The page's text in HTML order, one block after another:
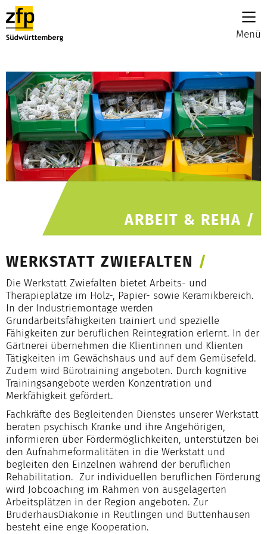
Menü
ARBEIT & REHA /
WERKSTATT ZWIEFALTEN /
Die Werkstatt Zwiefalten bietet Arbeits- und
Therapieplätze im Holz-, Papier- sowie Keramikbereich.
In der Industriemontage werden
Grundarbeitsfähigkeiten trainiert und spezielle
Fähigkeiten zur beruflichen Reintegration erlernt. In der
Gärtnerei übernehmen die Klientinnen und Klienten
Tätigkeiten im Gewächshaus und auf dem Gemüsefeld.
Zudem wird Bürotraining angeboten. Durch kognitive
Trainingsangebote werden Konzentration und
Merkfähigkeit gefördert.
Fachkräfte des Begleitenden Dienstes unserer Werkstatt
beraten psychisch Kranke und ihre Angehörigen,
informieren über Fördermöglichkeiten, unterstützen bei
den Aufnahmeformalitäten in die Werkstatt und
begleiten den Einzelnen während der beruflichen
Rehabilitation. Zur individuellen beruflichen Förderung
wird Jobcoaching im Rahmen von ausgelagerten
Arbeitsplätzen in der Region angeboten. Zur
BruderhausDiakonie in Reutlingen und Buttenhausen
besteht eine enge Kooperation.